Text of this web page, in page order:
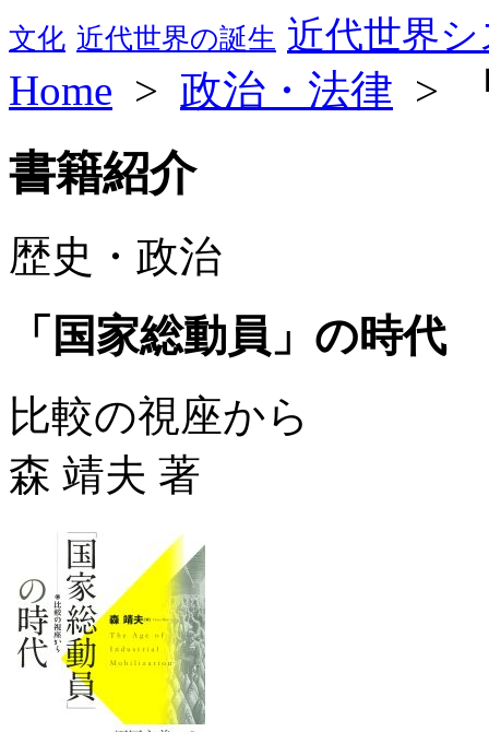
文化 近代世界の誕生 近代世界
Home > 政治・法律 >
書籍紹介
歴史・政治
「国家総動員」の時代
比較の視座から
森 靖夫 著